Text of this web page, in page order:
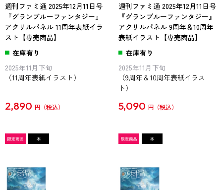
週刊ファミ通 2025年12月11日号
『グランブルーファンタジー』
アクリルパネル 11周年表紙イラ
スト【専売商品】
在庫有り
2025年11月下旬
（11周年表紙イラスト）
2,890 円
週刊ファミ通 2025年12月11日号
『グランブルーファンタジー』
アクリルパネル 9周年＆10周年
表紙イラスト【専売商品】
在庫有り
2025年11月下旬
（9周年＆10周年表紙イラス
ト）
5,090 円